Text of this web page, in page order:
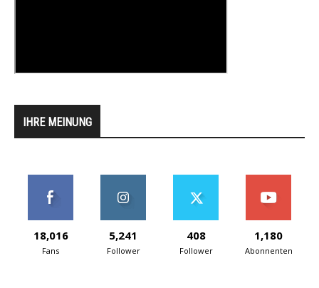
IHRE MEINUNG
18,016
Fans
5,241
Follower
408
Follower
1,180
Abonnenten